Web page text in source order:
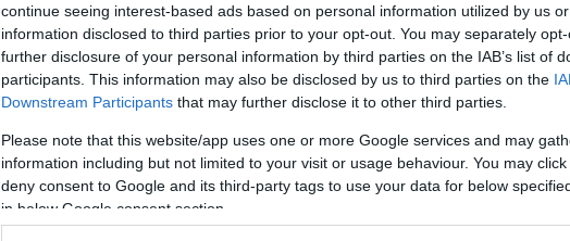
continue seeing interest-based ads based on personal information utilized by us
information disclosed to third parties prior to your opt-out. You may separately
further disclosure of your personal information by third parties on the IAB’s list of
participants. This information may also be disclosed by us to third parties on the
Downstream Participants that may further disclose it to other third parties.
Please note that this website/app uses one or more Google services and may
information including but not limited to your visit or usage behaviour. You may
deny consent to Google and its third-party tags to use your data for below
in below Google consent section.